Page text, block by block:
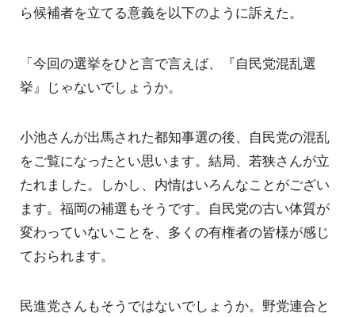
ら候補者を立てる意義を以下のように訴えた。
「今回の選挙をひと言で言えば、『自民党混乱選
挙』じゃないでしょうか。
小池さんが出馬された都知事選の後、自民党の混乱
をご覧になったとい思います。結局、若狭さんが立
たれました。しかし、内情はいろんなことがござい
ます。福岡の補選もそうです。自民党の古い体質が
変わっていないことを、多くの有権者の皆様が感じ
ておられます。
民進党さんもそうではないでしょうか。野党連合と